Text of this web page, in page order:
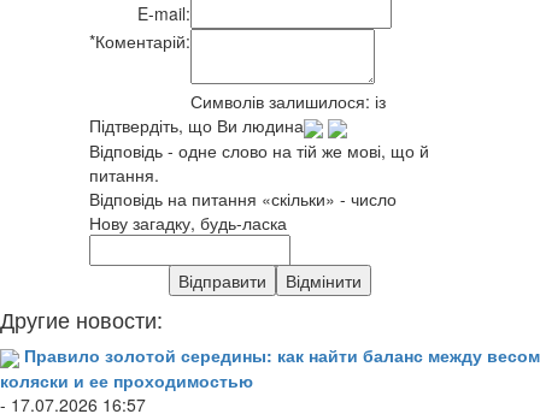
E-mail:
*Коментарій:
Символів залишилося: із
Підтвердіть, що Ви людина
Відповідь - одне слово на тій же мові, що й
питання.
Відповідь на питання «скільки» - число
Нову загадку, будь-ласка
Другие новости:
Правило золотой середины: как найти баланс между весом
коляски и ее проходимостью
- 17.07.2026 16:57